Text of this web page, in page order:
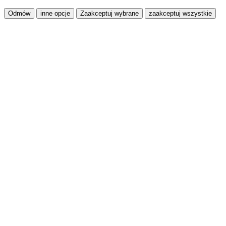
Odmów inne opcje Zaakceptuj wybrane zaakceptuj wszystkie